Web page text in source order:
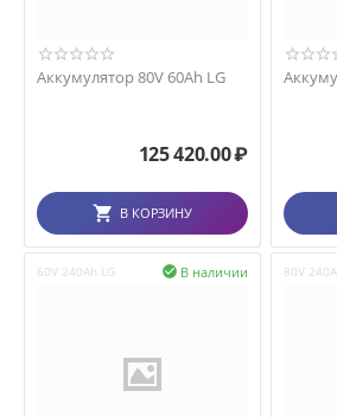
Аккумулятор 80V 60Ah LG
125 420.00₽
В КОРЗИНУ
60V 240Ah LG В наличии
 80V